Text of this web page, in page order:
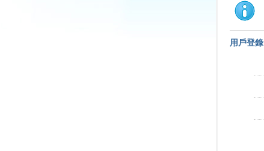
用戶登錄